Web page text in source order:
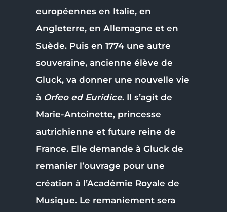
européennes en Italie, en
Angleterre, en Allemagne et en
Suède. Puis en 1774 une autre
souveraine, ancienne élève de
Gluck, va donner une nouvelle vie
à Orfeo ed Euridice. Il s’agit de
Marie-Antoinette, princesse
autrichienne et future reine de
France. Elle demande à Gluck de
remanier l’ouvrage pour une
création à l’Académie Royale de
Musique. Le remaniement sera